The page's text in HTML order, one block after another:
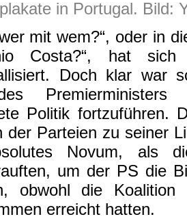
in Portugal. Bild:
mit wem?“, oder in
Costa?“, hat
Doch klar war
Politik fortzuführen.
der Parteien zu seiner
Novum, als
um der PS die
obwohl die
erreicht hatten.